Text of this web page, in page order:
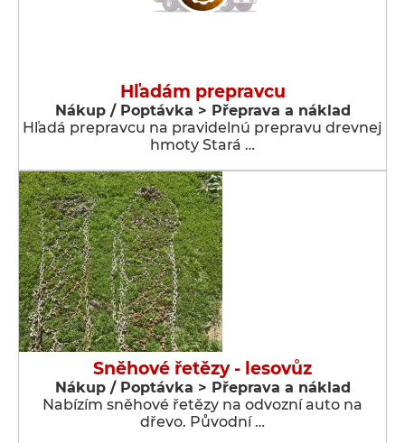
Hľadám prepravcu
Nákup / Poptávka > Přeprava a náklad
Hľadá prepravcu na pravidelnú prepravu drevnej
hmoty Stará …
Sněhové řetězy - lesovůz
Nákup / Poptávka > Přeprava a náklad
Nabízím sněhové řetězy na odvozní auto na
dřevo. Původní …